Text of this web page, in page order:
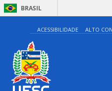
BRASIL
ACESSIBILIDADE ALTO